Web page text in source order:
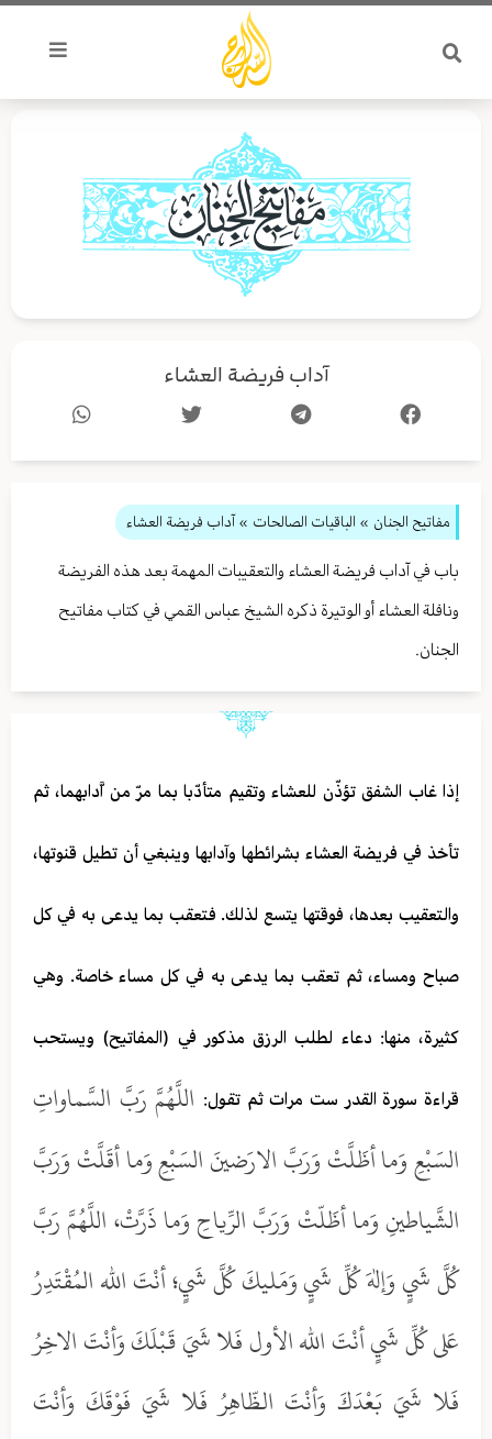
تخطي
المحتوى
آداب فريضة العشاء
مفاتيح الجنان » الباقيات الصالحات » آداب فريضة العشاء
باب في آداب فريضة العشاء والتعقيبات المهمة بعد هذه الفريضة
ونافلة العشاء أو الوتيرة ذكره الشيخ عباس القمي في كتاب مفاتيح
الجنان.
إذا غاب الشفق تؤذّن للعشاء وتقيم متأدّبا بما مرّ من اَّدابهما، ثم
تأخذ في فريضة العشاء بشرائطها وآدابها وينبغي أن تطيل قنوتها،
والتعقيب بعدها، فوقتها يتسع لذلك. فتعقب بما يدعى به في كل
صباح ومساء، ثم تعقب بما يدعى به في كل مساء خاصة. وهي
كثيرة، منها: دعاء لطلب الرزق مذكور في (المفاتيح) ويستحب
قراءة سورة القدر ست مرات ثم تقول: اللَّهُمَّ رَبَّ السَّماواتِ
السَبْعِ وَما أظَلَّتْ وَرَبَّ الارَضينَ السَبْعِ وَما أقَلَّتْ وَرَبَّ
الشَّياطينِ وَما أظَلّتْ وَرَبَّ الرِّياحِ وَما ذَرَّتْ، اللَّهُمَّ رَبَّ
كُلَّ شَيٍ وَإلهَ كُلِّ شَيٍ وَمَليكَ كُلَّ شَيٍ؛ أنْتَ الله المُقْتَدِرُ
عَلى كُلِّ شَيٍ أنْتَ الله الأول فَلا شَيَ قَبْلَكَ وَأنْتَ الاخِرُ
فَلا شَيَ بَعْدَكَ وَأنْتَ الظّاهِرُ فَلا شَيَ فَوْقَكَ وَأنْتَ